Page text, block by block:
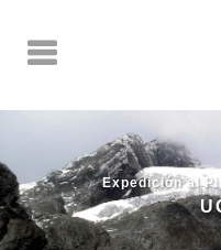
Expedición al